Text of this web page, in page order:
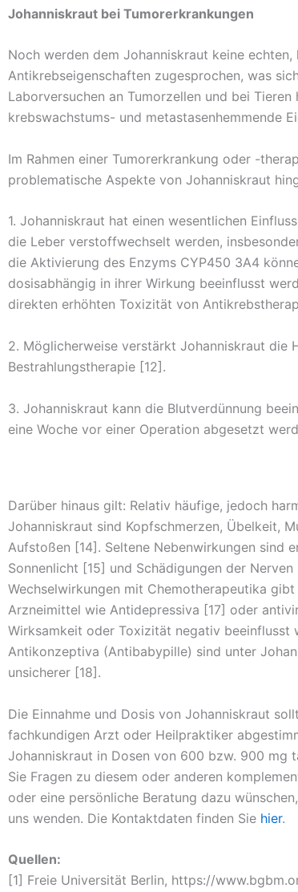
Johanniskraut bei Tumorerkrankungen
Noch werden dem Johanniskraut keine echten,
Antikrebseigenschaften zugesprochen, was
Laborversuchen an Tumorzellen und bei
krebswachstums- und metastasenhemmende
Im Rahmen einer Tumorerkrankung oder -
problematische Aspekte von Johanniskraut
1. Johanniskraut hat einen wesentlichen
die Leber verstoffwechselt werden,
die Aktivierung des Enzyms CYP450 3A4
dosisabhängig in ihrer Wirkung beeinflusst
direkten erhöhten Toxizität von
2. Möglicherweise verstärkt Johanniskraut die
Bestrahlungstherapie [12].
3. Johanniskraut kann die Blutverdünnung
eine Woche vor einer Operation abgesetzt
Darüber hinaus gilt: Relativ häufige, jedoch
Johanniskraut sind Kopfschmerzen, Übelkeit,
Aufstoßen [14]. Seltene Nebenwirkungen sind
Sonnenlicht [15] und Schädigungen der
Wechselwirkungen mit Chemotherapeutika
Arzneimittel wie Antidepressiva [17] oder
Wirksamkeit oder Toxizität negativ beeinflusst
Antikonzeptiva (Antibabypille) sind unter
unsicherer [18].
Die Einnahme und Dosis von Johanniskraut
fachkundigen Arzt oder Heilpraktiker
Johanniskraut in Dosen von 600 bzw. 900 mg
Sie Fragen zu diesem oder anderen
oder eine persönliche Beratung dazu
uns wenden. Die Kontaktdaten finden Sie hier.
Quellen:
[1] Freie Universität Berlin, https://